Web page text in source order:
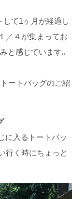
て1ヶ月が経過し
／４が集まってお
と感じています。
ートバッグのご紹
に入るトートバッ
行く時にちょっと